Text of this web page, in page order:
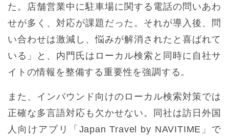
た。店舗営業中に駐車場に関する電話の問いあわ
せが多く、対応が課題だった。それが導入後、問
い合わせは激減し、悩みが解消されたと喜ばれて
いる」と、内門氏はローカル検索と同時に自社サ
イトの情報を整備する重要性を強調する。
また、インバウンド向けのローカル検索対策では
正確な多言語対応も欠かせない。同社は訪日外国
人向けアプリ「Japan Travel by NAVITIME」で